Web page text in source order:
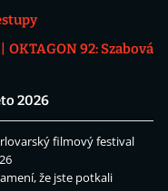
OKTAGON 92: Szabová
2026
filmový festival
že jste potkali